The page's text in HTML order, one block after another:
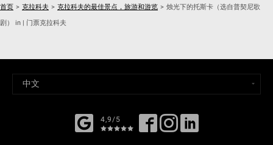
首页 > 克拉科夫 > 克拉科夫的最佳景点，旅游和游览 > 烛光下的托斯卡（选自普契尼歌
剧） in | 门票克拉科夫
4,9/5